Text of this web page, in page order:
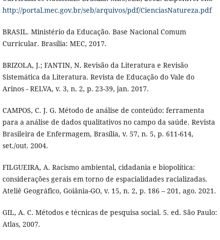
http://portal.mec.gov.br/seb/arquivos/pdf/CienciasNatureza.pdf
BRASIL. Ministério da Educação. Base Nacional Comum
Curricular. Brasília: MEC, 2017.
BRIZOLA, J.; FANTIN, N. Revisão da Literatura e Revisão
Sistemática da Literatura. Revista de Educação do Vale do
Arinos - RELVA, v. 3, n. 2, p. 23-39, jan. 2017.
CAMPOS, C. J. G. Método de análise de conteúdo: ferramenta
para a análise de dados qualitativos no campo da saúde. Revista
Brasileira de Enfermagem, Brasília, v. 57, n. 5, p. 611-614,
set./out. 2004.
FILGUEIRA, A. Racismo ambiental, cidadania e biopolítica:
considerações gerais em torno de espacialidades racializadas.
Ateliê Geográfico, Goiânia-GO, v. 15, n. 2, p. 186 – 201, ago. 2021.
GIL, A. C. Métodos e técnicas de pesquisa social. 5. ed. São Paulo:
Atlas, 2007.